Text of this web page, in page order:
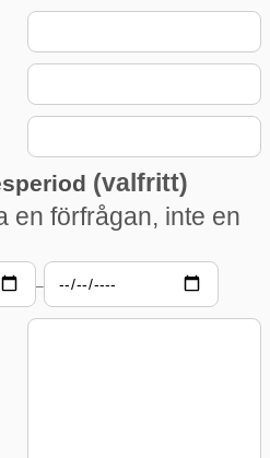
(valfritt)
en förfrågan, inte en
–